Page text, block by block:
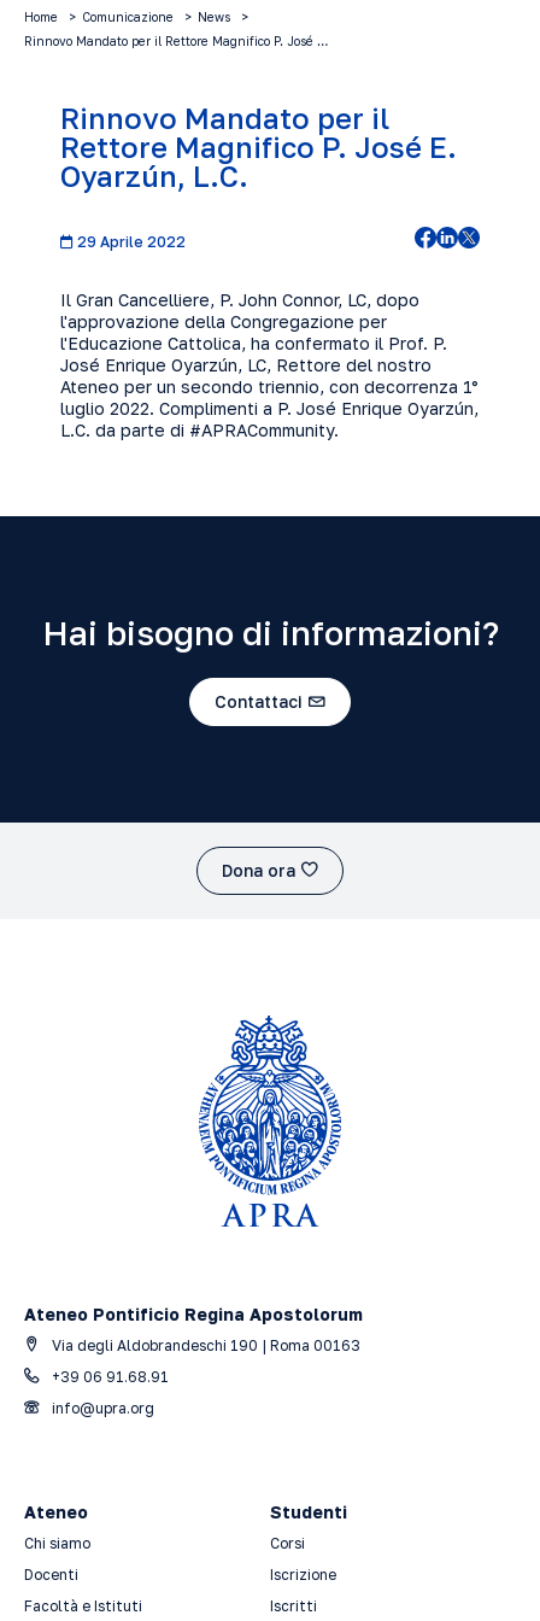
Home Comunicazione
News
Rinnovo Mandato per il Rettore Magnifico P. José …
Rinnovo Mandato per il
Rettore Magnifico P. José E.
Oyarzún, L.C.
29 Aprile 2022
Il Gran Cancelliere, P. John Connor, LC, dopo
l'approvazione della Congregazione per
l'Educazione Cattolica, ha confermato il Prof. P.
José Enrique Oyarzún, LC, Rettore del nostro
Ateneo per un secondo triennio, con decorrenza 1°
luglio 2022. Complimenti a P. José Enrique Oyarzún,
L.C. da parte di #APRACommunity.
Hai bisogno di informazioni?
Contattaci
Dona ora
Ateneo Pontificio Regina Apostolorum
Via degli Aldobrandeschi 190 | Roma 00163
+39 06 91.68.91
info@upra.org
Ateneo
Chi siamo
Docenti
Facoltà e Istituti
Studenti
Corsi
Iscrizione
Iscritti